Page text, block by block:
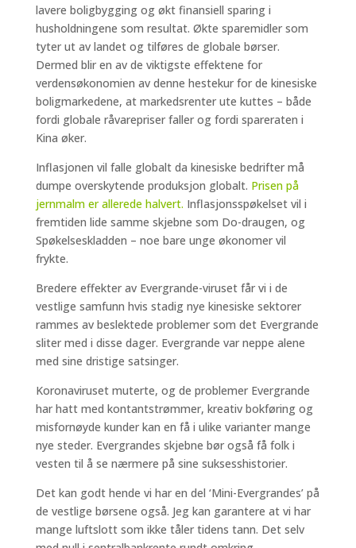
lavere boligbygging og økt finansiell sparing i
husholdningene som resultat. Økte sparemidler som
tyter ut av landet og tilføres de globale børser.
Dermed blir en av de viktigste effektene for
verdensøkonomien av denne hestekur for de kinesiske
boligmarkedene, at markedsrenter ute kuttes – både
fordi globale råvarepriser faller og fordi spareraten i
Kina øker.
Inflasjonen vil falle globalt da kinesiske bedrifter må
dumpe overskytende produksjon globalt. Prisen på
jernmalm er allerede halvert. Inflasjonsspøkelset vil i
fremtiden lide samme skjebne som Do-draugen, og
Spøkelseskladden – noe bare unge økonomer vil
frykte.
Bredere effekter av Evergrande-viruset får vi i de
vestlige samfunn hvis stadig nye kinesiske sektorer
rammes av beslektede problemer som det Evergrande
sliter med i disse dager. Evergrande var neppe alene
med sine dristige satsinger.
Koronaviruset muterte, og de problemer Evergrande
har hatt med kontantstrømmer, kreativ bokføring og
misfornøyde kunder kan en få i ulike varianter mange
nye steder. Evergrandes skjebne bør også få folk i
vesten til å se nærmere på sine suksesshistorier.
Det kan godt hende vi har en del ‘Mini-Evergrandes’ på
de vestlige børsene også. Jeg kan garantere at vi har
mange luftslott som ikke tåler tidens tann. Det selv